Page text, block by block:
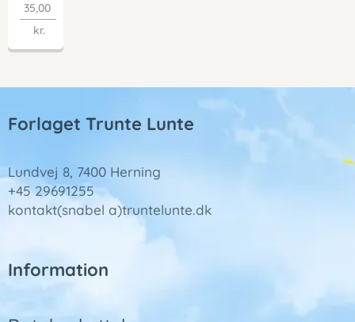
35,00
kr.
Forlaget Trunte Lunte
Lundvej 8, 7400 Herning
+45 29691255
kontakt(snabel a)truntelunte.dk
Information